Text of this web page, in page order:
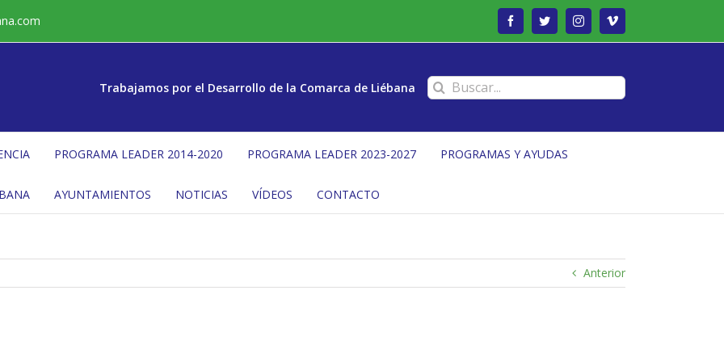
FacebookTwitterInstagramVimeo
Trabajamos por el Desarrollo de la Comarca de Liébana Buscar:
PROGRAMA LEADER 2014-2020 PROGRAMA LEADER 2023-2027 PROGRAMAS Y AYUDAS
AYUNTAMIENTOS NOTICIAS VÍDEOS CONTACTO
Anterior